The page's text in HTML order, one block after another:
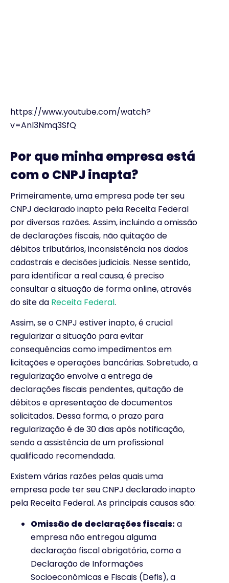
https://www.youtube.com/watch?
v=Anl3Nmq3SfQ
Por que minha empresa está
com o CNPJ inapta?
Primeiramente, uma empresa pode ter seu
CNPJ declarado inapto pela Receita Federal
por diversas razões. Assim, incluindo a omissão
de declarações fiscais, não quitação de
débitos tributários, inconsistência nos dados
cadastrais e decisões judiciais. Nesse sentido,
para identificar a real causa, é preciso
consultar a situação de forma online, através
do site da Receita Federal.
Assim, se o CNPJ estiver inapto, é crucial
regularizar a situação para evitar
consequências como impedimentos em
licitações e operações bancárias. Sobretudo, a
regularização envolve a entrega de
declarações fiscais pendentes, quitação de
débitos e apresentação de documentos
solicitados. Dessa forma, o prazo para
regularização é de 30 dias após notificação,
sendo a assistência de um profissional
qualificado recomendada.
Existem várias razões pelas quais uma
empresa pode ter seu CNPJ declarado inapto
pela Receita Federal. As principais causas são:
Omissão de declarações fiscais:a
empresa não entregou alguma
declaração fiscal obrigatória, como a
Declaração de Informações
Socioeconômicas e Fiscais (Defis), a